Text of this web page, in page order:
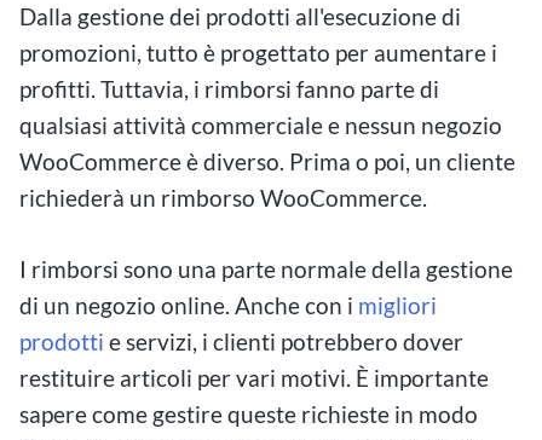
Dalla gestione dei prodotti all'esecuzione di
promozioni, tutto è progettato per aumentare i
profitti. Tuttavia, i rimborsi fanno parte di
qualsiasi attività commerciale e nessun negozio
WooCommerce è diverso. Prima o poi, un cliente
richiederà un rimborso WooCommerce.
I rimborsi sono una parte normale della gestione
di un negozio online. Anche con i migliori
prodotti e servizi, i clienti potrebbero dover
restituire articoli per vari motivi. È importante
sapere come gestire queste richieste in modo